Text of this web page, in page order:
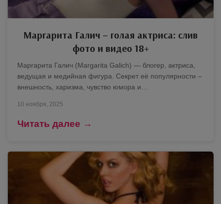
Маргарита Галич – голая актриса: слив
фото и видео 18+
Маргарита Галич (Margarita Galich) — блогер, актриса,
ведущая и медийная фигура. Секрет её популярности –
внешность, харизма, чувство юмора и…
10 ноября, 2025
Читать далее →